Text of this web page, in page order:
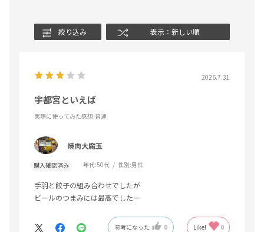
絞り込み 表示：新しい順
2026.7.31
宇都宮といえば
実際に使ってみた感想:普通
焼肉大魔玉
購入確認済み 年代:50代 性別:男性
手羽と餃子の組み合わせでしたが
ビールのつまみには最高でしたー
参考になった 0 Like! 0